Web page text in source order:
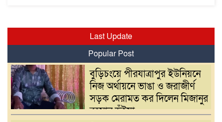
Last Update
Popular Post
বুড়িচংয়ে পীরযাত্রাপুর ইউনিয়নে
নিজ অর্থায়নে ভাঙা ও জরাজীর্ণ
সড়ক মেরামত কর দিলেন মিজানুর
রহমান ভুঁইয়া